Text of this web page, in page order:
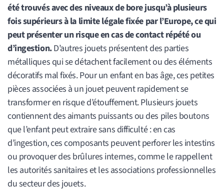
été trouvés avec des niveaux de bore jusqu’à plusieurs
fois supérieurs à la limite légale fixée par l’Europe, ce qui
peut présenter un risque en cas de contact répété ou
d’ingestion.D’autres jouets présentent des parties
métalliques qui se détachent facilement ou des éléments
décoratifs mal fixés. Pour un enfant en bas âge, ces petites
pièces associées à un jouet peuvent rapidement se
transformer en risque d’étouffement. Plusieurs jouets
contiennent des aimants puissants ou des piles boutons
que l’enfant peut extraire sans difficulté : en cas
d’ingestion, ces composants peuvent perforer les intestins
ou provoquer des brûlures internes, comme le rappellent
les autorités sanitaires et les associations professionnelles
du secteur des jouets.